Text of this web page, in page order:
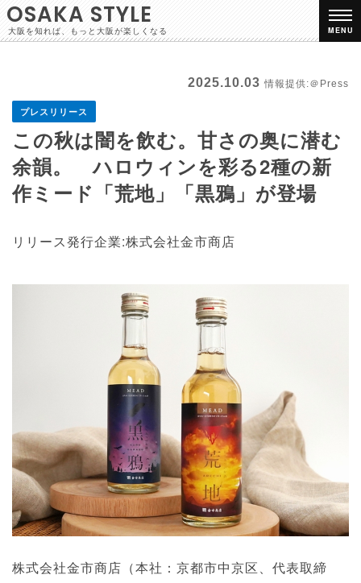
OSAKA STYLE
大阪を知れば、もっと大阪が楽しくなる MENU
2025.10.03 情報提供:＠Press
プレスリリース
この秋は闇を飲む。甘さの奥に潜む
余韻。 ハロウィンを彩る2種の新
作ミード「荒地」「黒鴉」が登場
リリース発行企業:株式会社金市商店
株式会社金市商店（本社：京都市中京区、代表取締